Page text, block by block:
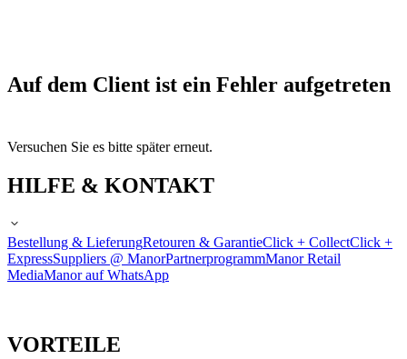
Auf dem Client ist ein Fehler aufgetreten
Versuchen Sie es bitte später erneut.
HILFE & KONTAKT
Bestellung & LieferungRetouren & GarantieClick + CollectClick +
ExpressSuppliers @ ManorPartnerprogrammManor Retail
MediaManor auf WhatsApp
VORTEILE